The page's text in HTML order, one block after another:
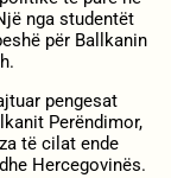
nga studentët
për Ballkanin
pengesat
Perëndimor,
të cilat ende
Hercegovinës.